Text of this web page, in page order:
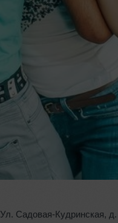
Ул. Садовая-Кудринская,